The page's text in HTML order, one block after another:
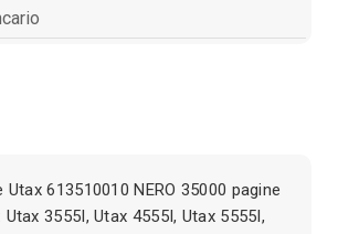
613510010 NERO 35000 pagine
3555I, Utax 4555I, Utax 5555I,